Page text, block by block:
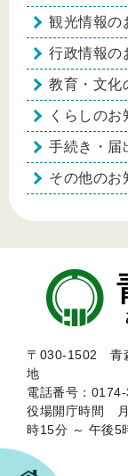
観光情報の
行政情報の
教育・文化
くらしのお
手続き・届
その他のお
〒030-1502 青
地
電話番号：
役場開庁時間 月
時15分 ～ 午後5